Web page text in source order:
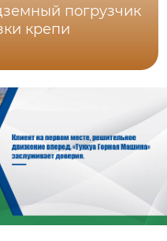
погрузчик
крепи